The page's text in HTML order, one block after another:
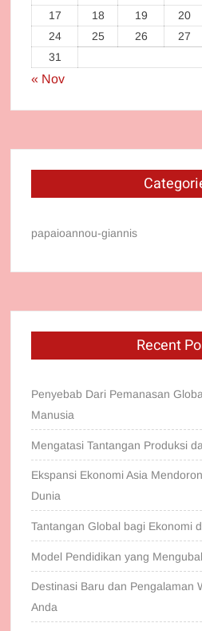
17
18 19 20
24
25 26 27
31
« Nov
papaioannou-giannis
Recent
Penyebab Dari Pemanasan
Manusia
Mengatasi Tantangan Produksi
Ekspansi Ekonomi Asia
Dunia
Tantangan Global bagi Ekonomi
Model Pendidikan yang
Destinasi Baru dan Pengalaman
Anda